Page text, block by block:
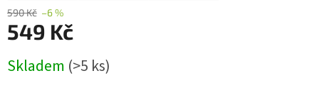
590 Kč –6 %
549 Kč
cena:
Skladem (>5 ks)